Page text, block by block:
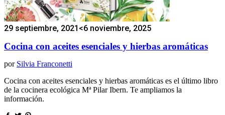
29 septiembre, 2021 <6 noviembre, 2025
Cocina con aceites esenciales y hierbas aromáticas
por Silvia Franconetti
Cocina con aceites esenciales y hierbas aromáticas es el último libro
de la cocinera ecológica Mª Pilar Ibern. Te ampliamos la
información.